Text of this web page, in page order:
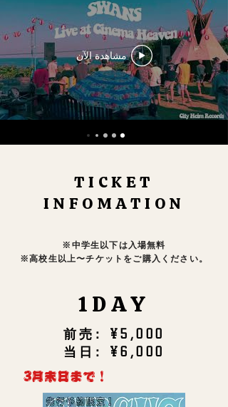
مشاهدة الآن
TICKET
INFOMATION
※中学生以下は入場無料
※高校生以上〜チケットをご購入ください。
1DAY
前売: ¥5,000
当日: ¥6,000
3月末日まで！